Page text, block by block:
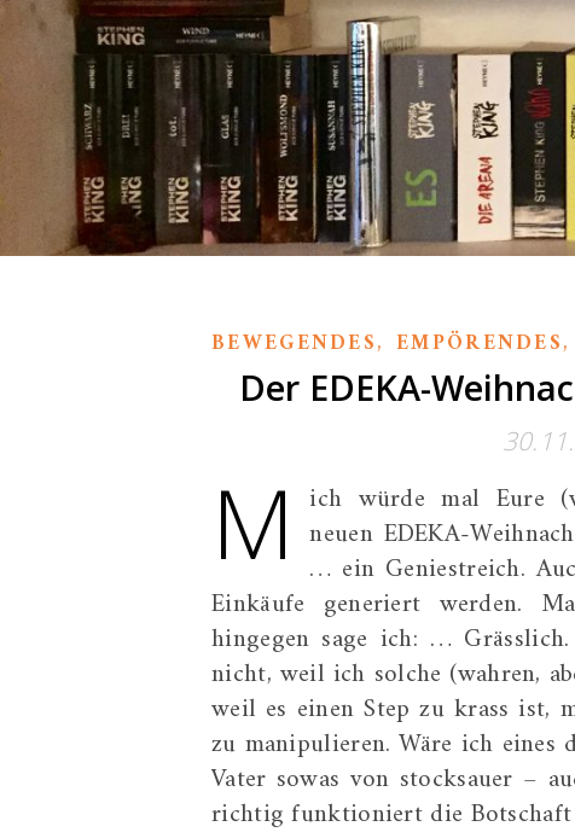
BEWEGENDES, EMPÖRENDES,
Der EDEKA-
M ich würde mal Eure
neuen EDEKA-
… ein Geniestreich.
Einkäufe generiert werden.
hingegen sage ich: …
nicht, weil ich solche (wahren,
weil es einen Step zu krass ist,
zu manipulieren. Wäre ich eines
Vater sowas von stocksauer –
richtig funktioniert die